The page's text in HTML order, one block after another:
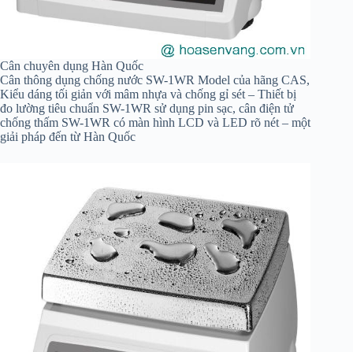
Cân chuyên dụng Hàn Quốc
Cân thông dụng chống nước SW-1WR Model của hãng CAS,
Kiểu dáng tối giản với mâm nhựa và chống gỉ sét – Thiết bị
đo lường tiêu chuẩn SW-1WR sử dụng pin sạc, cân điện tử
chống thấm SW-1WR có màn hình LCD và LED rõ nét – một
giải pháp đến từ Hàn Quốc